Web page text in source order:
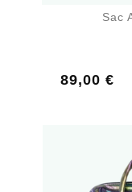
Sac
89,00 €
Prix